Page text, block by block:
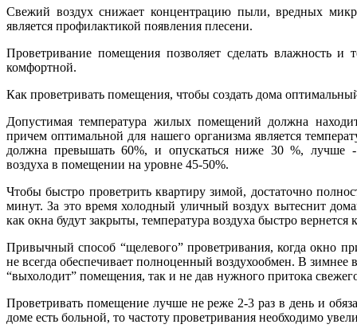
Свежий воздух снижает концентрацию пыли, вредных
является профилактикой появления плесени.
Проветривание помещения позволяет сделать влажность и
комфортной.
Как проветривать помещения, чтобы создать дома
Допустимая температура жилых помещений должна
причем оптимальной для нашего организма является
должна превышать 60%, и опускаться ниже 30 %, лучше -
воздуха в помещении на уровне 45-50%.
Чтобы быстро проветрить квартиру зимой, достаточно
минут. За это время холодный уличный воздух вытеснит
как окна будут закрыты, температура воздуха быстро
Привычный способ “щелевого” проветривания, когда окно
не всегда обеспечивает полноценный воздухообмен. В зимнее
“выхолодит” помещения, так и не дав нужного притока
Проветривать помещение лучше не реже 2-3 раз в день и
доме есть больной, то частоту проветривания необходимо